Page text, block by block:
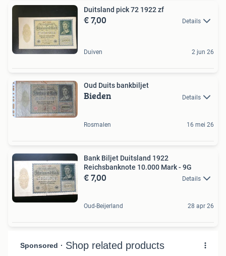
Duitsland pick 72 1922 zf
€ 7,00 Details
Duiven 2 jun 26
Oud Duits bankbiljet
Bieden Details
Rosmalen 16 mei 26
Bank Biljet Duitsland 1922
Reichsbanknote 10.000 Mark - 9G
€ 7,00 Details
Oud-Beijerland 28 apr 26